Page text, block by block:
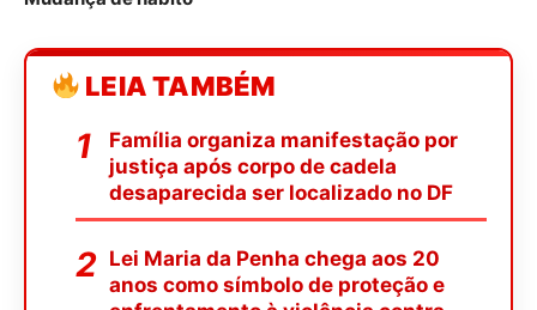
LEIA TAMBÉM
Família organiza manifestação por
justiça após corpo de cadela
desaparecida ser localizado no DF
Lei Maria da Penha chega aos 20
anos como símbolo de proteção e